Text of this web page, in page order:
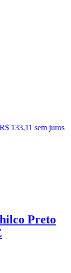
R$ 133,11 sem juros
Preto